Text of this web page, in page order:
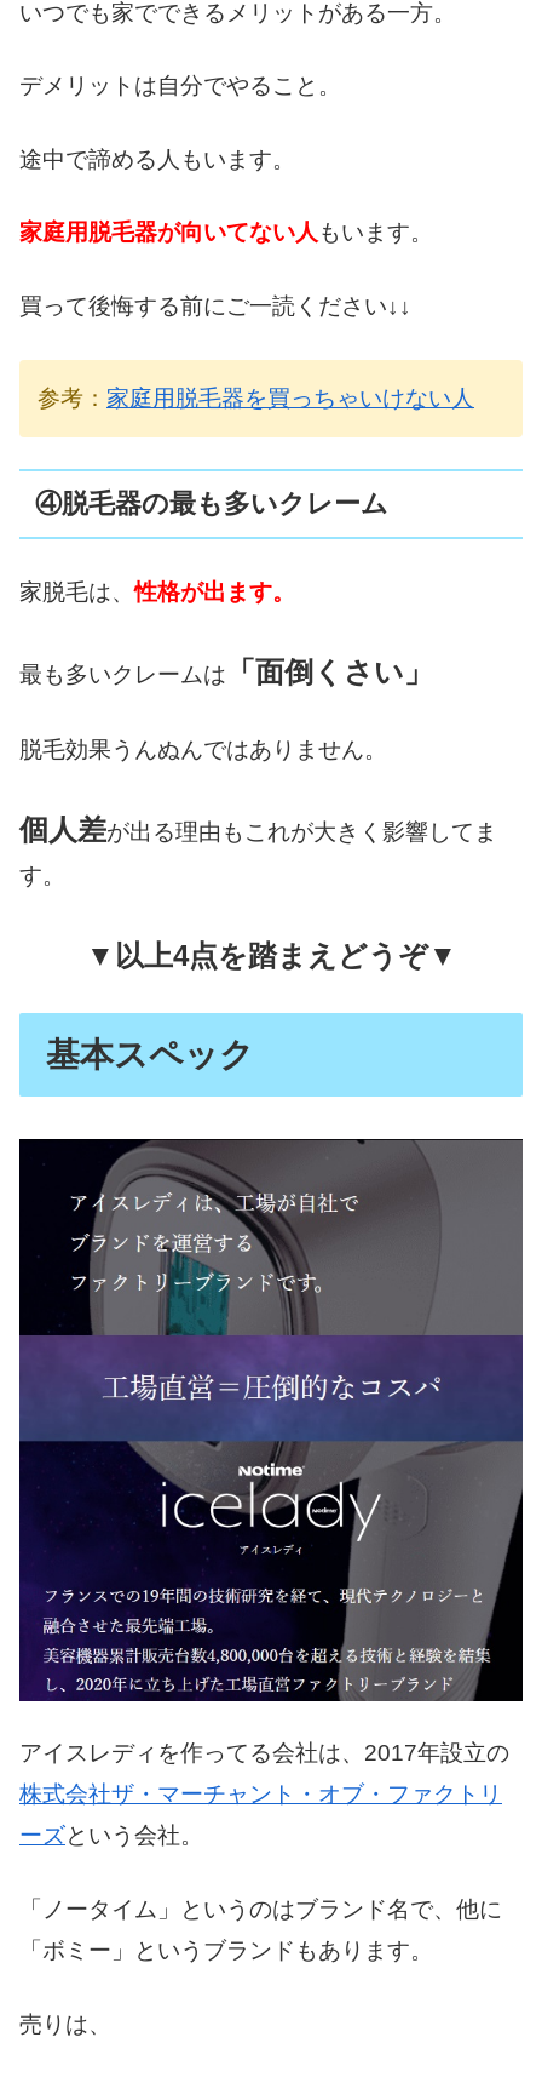
いつでも家でできるメリットがある一方。
デメリットは自分でやること。
途中で諦める人もいます。
家庭用脱毛器が向いてない人もいます。
買って後悔する前にご一読ください↓↓
参考： 家庭用脱毛器を買っちゃいけない人
④脱毛器の最も多いクレーム
家脱毛は、性格が出ます。
最も多いクレームは 「面倒くさい」
脱毛効果うんぬんではありません。
個人差が出る理由もこれが大きく影響してま
す。
▼以上4点を踏まえどうぞ▼
基本スペック
アイスレディを作ってる会社は、2017年設立の
株式会社ザ・マーチャント・オブ・ファクトリ
ーズという会社。
「ノータイム」というのはブランド名で、他に
「ボミー」というブランドもあります。
売りは、